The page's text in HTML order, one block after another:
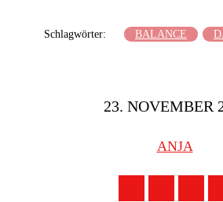
Schlagwörter: BALANCE
23. NOVEMBER
ANJA